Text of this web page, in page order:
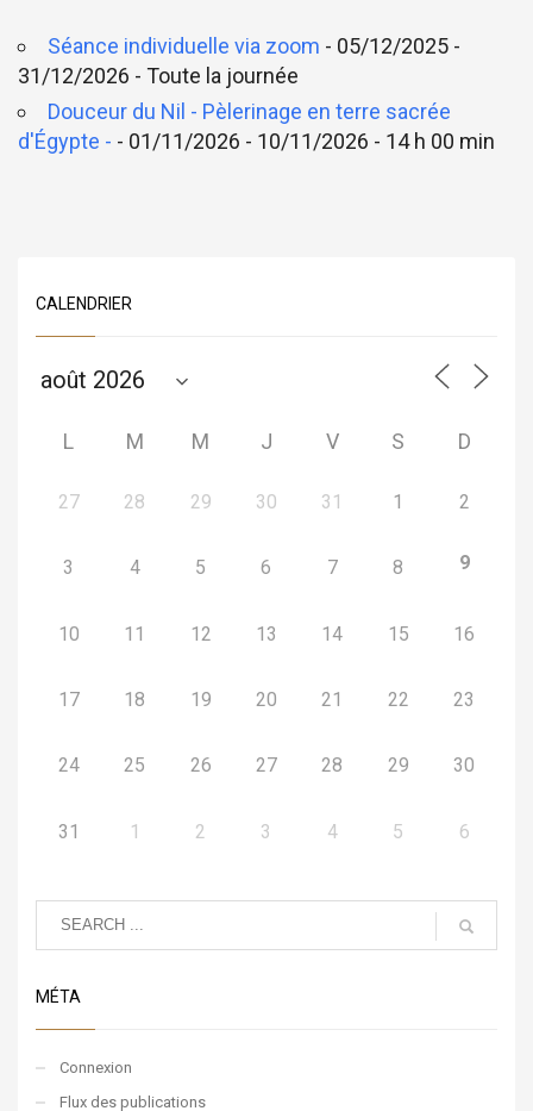
Séance individuelle via zoom - 05/12/2025 -
31/12/2026 - Toute la journée
Douceur du Nil - Pèlerinage en terre sacrée
d'Égypte - - 01/11/2026 - 10/11/2026 - 14 h 00 min
CALENDRIER
L M M J V S D
27 28 29 30 31 1 2
3 4 5 6 7 8 9
10 11 12 13 14 15 16
17 18 19 20 21 22 23
24 25 26 27 28 29 30
31 1 2 3 4 5 6
MÉTA
Connexion
Flux des publications